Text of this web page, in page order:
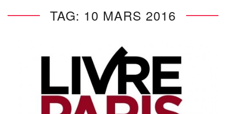
TAG: 10 MARS 2016